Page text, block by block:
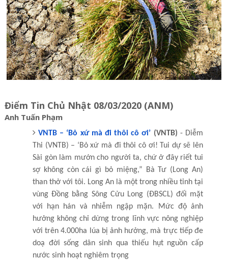
Điểm Tin Chủ Nhật 08/03/2020 (ANM)
Anh Tuấn Phạm
VNTB – ‘Bỏ xứ mà đi thôi cô ơi’ (VNTB) - Diễm
Thi (VNTB) – ‘Bỏ xứ mà đi thôi cô ơi! Tui dự sẽ lên
Sài gòn làm mướn cho người ta, chứ ở đây riết tui
sợ không còn cái gì bỏ miệng,” Bà Tư (Long An)
than thở với tôi. Long An là một trong nhiều tỉnh tại
vùng Đồng bằng Sông Cửu Long (ĐBSCL) đối mặt
với hạn hán và nhiễm ngập mặn. Mức độ ảnh
hưởng không chỉ dừng trong lĩnh vực nông nghiệp
với trên 4.000ha lúa bị ảnh hưởng, mà trực tiếp đe
doạ đời sống dân sinh qua thiếu hụt nguồn cấp
nước sinh hoạt nghiêm trọng